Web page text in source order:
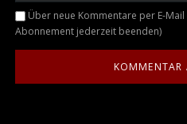
Kommentar
Über neue Kommentare per E-
Abonnement jederzeit beenden)